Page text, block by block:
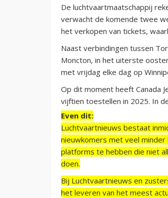
De luchtvaartmaatschappij
verwacht de komende twee
het verkopen van tickets,
Naast verbindingen tussen
Moncton, in het uiterste
met vrijdag elke dag op
Op dit moment heeft Canada
vijftien toestellen in 2025. In
Even dit:
Luchtvaartnieuws bestaat
nieuwkomers met veel
platforms te hebben die niet
doen.
Bij Luchtvaartnieuws en
het leveren van het meest